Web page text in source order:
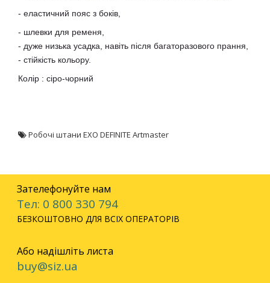
- еластичний пояс з боків,
- шлевки для ременя,
- дуже низька усадка, навіть після багаторазового прання,
- стійкість кольору.
Колір : сіро-чорний
Робочі штани EXO DEFINITE Artmaster
Зателефонуйте нам
Тел: 0 800 330 794
БЕЗКОШТОВНО ДЛЯ ВСІХ ОПЕРАТОРІВ
Або надішліть листа
buy@siz.ua